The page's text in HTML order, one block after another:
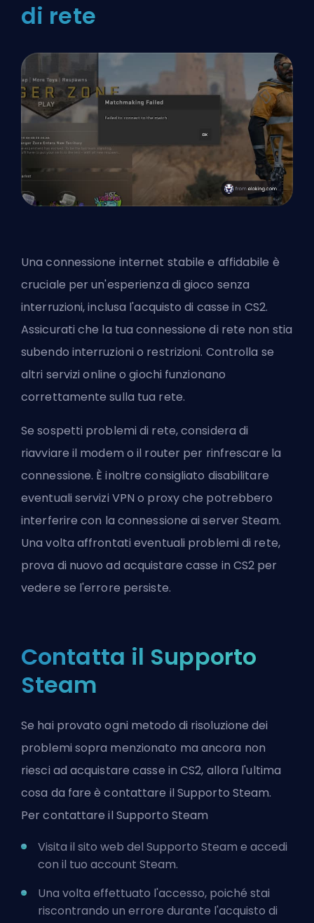
di rete
Una connessione internet stabile e affidabile è
cruciale per un'esperienza di gioco senza
interruzioni, inclusa l'acquisto di casse in CS2.
Assicurati che la tua connessione di rete non stia
subendo interruzioni o restrizioni. Controlla se
altri servizi online o giochi funzionano
correttamente sulla tua rete.
Se sospetti problemi di rete, considera di
riavviare il modem o il router per rinfrescare la
connessione. È inoltre consigliato disabilitare
eventuali servizi VPN o proxy che potrebbero
interferire con la connessione ai server Steam.
Una volta affrontati eventuali problemi di rete,
prova di nuovo ad acquistare casse in CS2 per
vedere se l'errore persiste.
Contatta il Supporto
Steam
Se hai provato ogni metodo di risoluzione dei
problemi sopra menzionato ma ancora non
riesci ad acquistare casse in CS2, allora l'ultima
cosa da fare è contattare il Supporto Steam.
Per contattare il Supporto Steam
Visita il sito web del Supporto Steam e accedi
con il tuo account Steam.
Una volta effettuato l'accesso, poiché stai
riscontrando un errore durante l'acquisto di